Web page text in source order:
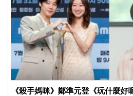
《殺手媽咪》鄭準元登《玩什麼